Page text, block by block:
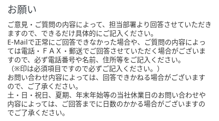
お願い
ご意見・ご質問の内容によって、担当部署より回答させていただき
ますので、できるだけ具体的にご記入ください。
E-Mailで正常にご回答できなかった場合や、ご質問の内容によっ
ては電話・ＦＡＸ・郵送でご回答させていただく場合がございま
すので、必ず電話番号や名前、住所等をご記入ください。
（※印は必須項目ですので必ずご記入ください。）
お問い合わせ内容によっては、回答できかねる場合がございます
ので、ご了承ください。
土・日・祝日、夏期、年末年始等の当社休業日のお問い合わせや
内容によっては、ご回答までに日数のかかる場合がございますの
でご了承ください。